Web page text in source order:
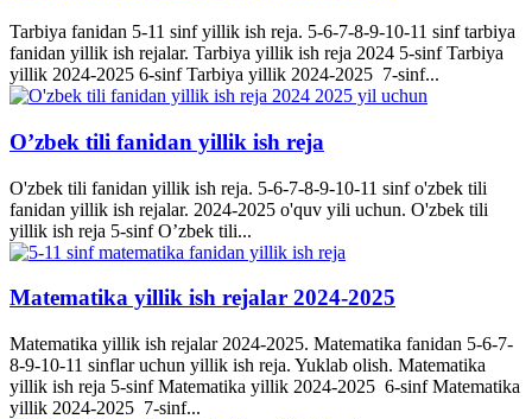
Tarbiya fanidan 5-11 sinf yillik ish reja. 5-6-7-8-9-10-11 sinf tarbiya
fanidan yillik ish rejalar. Tarbiya yillik ish reja 2024 5-sinf Tarbiya
yillik 2024-2025 6-sinf Tarbiya yillik 2024-2025 7-sinf...
O’zbek tili fanidan yillik ish reja
O'zbek tili fanidan yillik ish reja. 5-6-7-8-9-10-11 sinf o'zbek tili
fanidan yillik ish rejalar. 2024-2025 o'quv yili uchun. O'zbek tili
yillik ish reja 5-sinf O’zbek tili...
Matematika yillik ish rejalar 2024-2025
Matematika yillik ish rejalar 2024-2025. Matematika fanidan 5-6-7-
8-9-10-11 sinflar uchun yillik ish reja. Yuklab olish. Matematika
yillik ish reja 5-sinf Matematika yillik 2024-2025 6-sinf Matematika
yillik 2024-2025 7-sinf...